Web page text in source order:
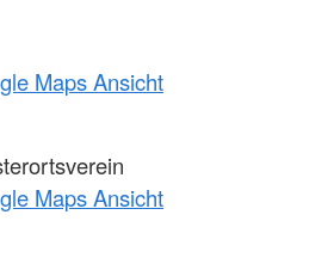
Maps Ansicht
Maps Ansicht